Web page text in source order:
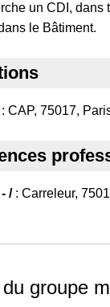
un CDI, dans
le Bâtiment.
: CAP, 75017,
/: Carreleur,
groupe